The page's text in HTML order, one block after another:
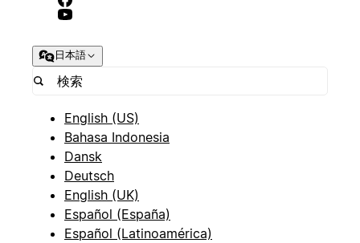
日本語
English (US)
Bahasa Indonesia
Dansk
Deutsch
English (UK)
Español (España)
Español (Latinoamérica)